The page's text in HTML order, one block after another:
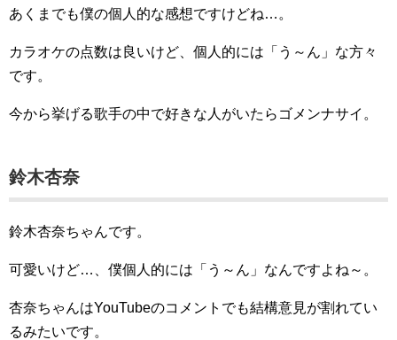
あくまでも僕の個人的な感想ですけどね…。
カラオケの点数は良いけど、個人的には「う～ん」な方々
です。
今から挙げる歌手の中で好きな人がいたらゴメンナサイ。
鈴木杏奈
鈴木杏奈ちゃんです。
可愛いけど…、僕個人的には「う～ん」なんですよね～。
杏奈ちゃんはYouTubeのコメントでも結構意見が割れてい
るみたいです。